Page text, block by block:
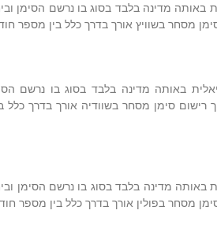
באותה מדינה בלבד בסוג בו נרשם הסימן
מסחר בשוויץ אורך בדרך כלל בין מספר
באותה מדינה בלבד בסוג בו נרשם
רישום סימן מסחר בשוודיה אורך בדרך
באותה מדינה בלבד בסוג בו נרשם הסימן
מסחר בפולין אורך בדרך כלל בין מספר